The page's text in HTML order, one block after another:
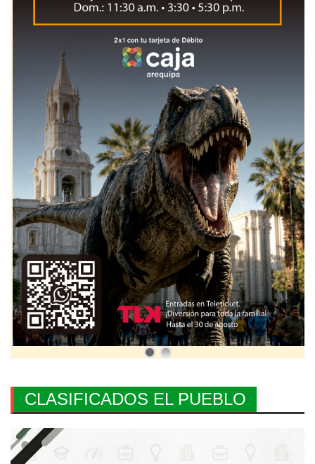
CLASIFICADOS EL PUEBLO